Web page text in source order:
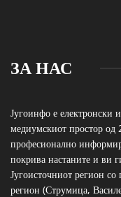
ЗА НАС
Југоинфо е електронски
медиумскиот простор од
професионално
покрива настаните и ви
Југоисточниот регион
регион (Струмица,